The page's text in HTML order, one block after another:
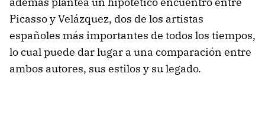
Picasso y Velázquez, dos de los artistas
españoles más importantes de todos los tiempos,
lo cual puede dar lugar a una comparación entre
ambos autores, sus estilos y su legado.